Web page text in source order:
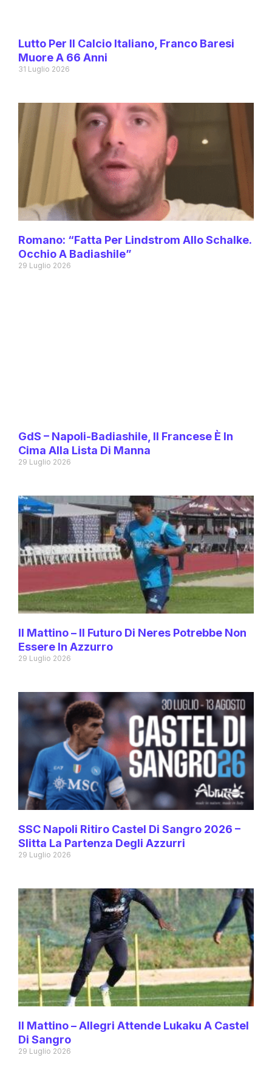
Lutto Per Il Calcio Italiano, Franco Baresi
Muore A 66 Anni
31 Luglio 2026
Romano: “Fatta Per Lindstrom Allo Schalke.
Occhio A Badiashile”
29 Luglio 2026
GdS – Napoli-Badiashile, Il Francese È In
Cima Alla Lista Di Manna
29 Luglio 2026
Il Mattino – Il Futuro Di Neres Potrebbe Non
Essere In Azzurro
29 Luglio 2026
SSC Napoli Ritiro Castel Di Sangro 2026 –
Slitta La Partenza Degli Azzurri
29 Luglio 2026
Il Mattino – Allegri Attende Lukaku A Castel
Di Sangro
29 Luglio 2026